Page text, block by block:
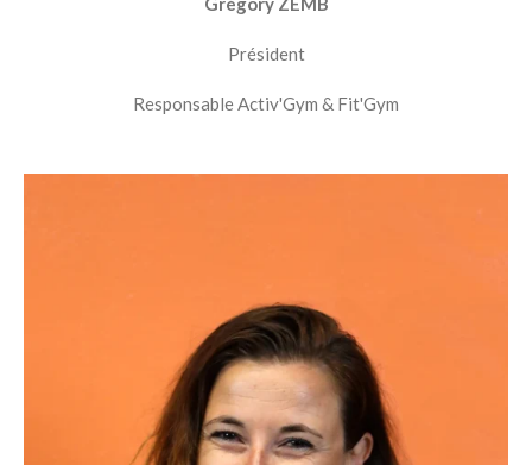
Président
Responsable Activ'Gym & Fit'Gym